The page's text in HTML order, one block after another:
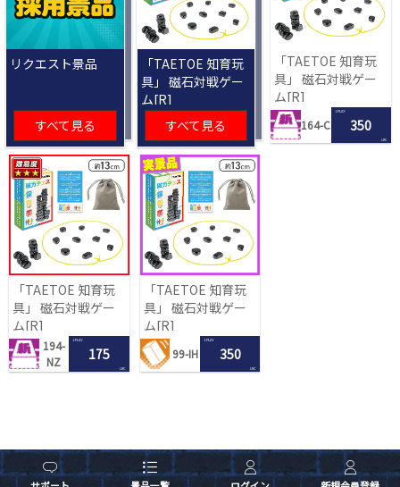
リクエスト景品
すべて見る
「TAETOE 知育玩
具」 磁石対戦ゲー
ム[R]
すべて見る
「TAETOE 知育玩
具」 磁石対戦ゲー
ム[R]
164-C
1 PLAY
350
LRC
「TAETOE 知育玩
具」 磁石対戦ゲー
ム[R]
194-
NZ
1 PLAY
175
LRC
「TAETOE 知育玩
具」 磁石対戦ゲー
ム[R]
99-IH
1 PLAY
350
LRC